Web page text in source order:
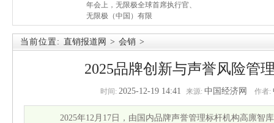
年会上，无限极全球首席执行官、
无限极（中国）有限
当前位置: 直销报道网 > 会销 >
2025品牌创新与声誉风险管
时间: 2025-12-19 14:41 来源: 中国经济网 作者:
2025年12月17日，由国内品牌声誉管理标杆机构高廪智